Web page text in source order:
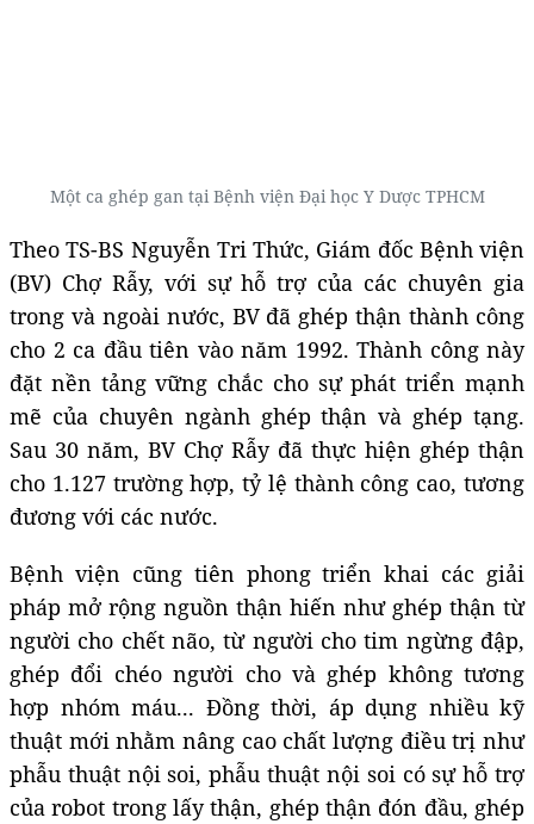
Một ca ghép gan tại Bệnh viện Đại học Y Dược TPHCM
Theo TS-BS Nguyễn Tri Thức, Giám đốc Bệnh viện
(BV) Chợ Rẫy, với sự hỗ trợ của các chuyên gia
trong và ngoài nước, BV đã ghép thận thành công
cho 2 ca đầu tiên vào năm 1992. Thành công này
đặt nền tảng vững chắc cho sự phát triển mạnh
mẽ của chuyên ngành ghép thận và ghép tạng.
Sau 30 năm, BV Chợ Rẫy đã thực hiện ghép thận
cho 1.127 trường hợp, tỷ lệ thành công cao, tương
đương với các nước.
Bệnh viện cũng tiên phong triển khai các giải
pháp mở rộng nguồn thận hiến như ghép thận từ
người cho chết não, từ người cho tim ngừng đập,
ghép đổi chéo người cho và ghép không tương
hợp nhóm máu... Đồng thời, áp dụng nhiều kỹ
thuật mới nhằm nâng cao chất lượng điều trị như
phẫu thuật nội soi, phẫu thuật nội soi có sự hỗ trợ
của robot trong lấy thận, ghép thận đón đầu, ghép